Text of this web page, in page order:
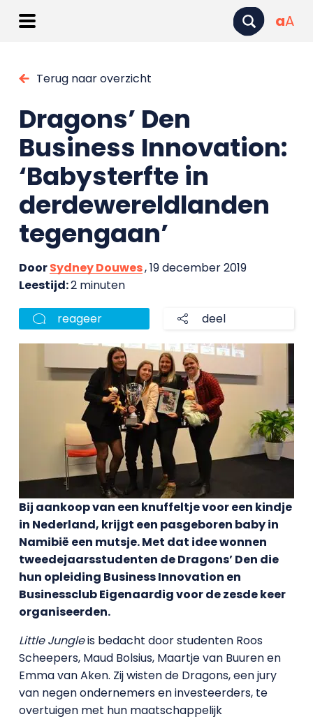
aA
Terug naar overzicht
Dragons’ Den
Business Innovation:
‘Babysterfte in
derdewereldlanden
tegengaan’
DoorSydney Douwes, 19 december 2019
Leestijd:2 minuten
reageer deel
Bij aankoop van een knuffeltje voor een kindje
in Nederland, krijgt een pasgeboren baby in
Namibië een mutsje. Met dat idee wonnen
tweedejaarsstudenten de Dragons’ Den die
hun opleiding Business Innovation en
Businessclub Eigenaardig voor de zesde keer
organiseerden.
Little Jungleis bedacht door studenten Roos
Scheepers, Maud Bolsius, Maartje van Buuren en
Emma van Aken. Zij wisten de Dragons, een jury
van negen ondernemers en investeerders, te
overtuigen met hun maatschappelijk